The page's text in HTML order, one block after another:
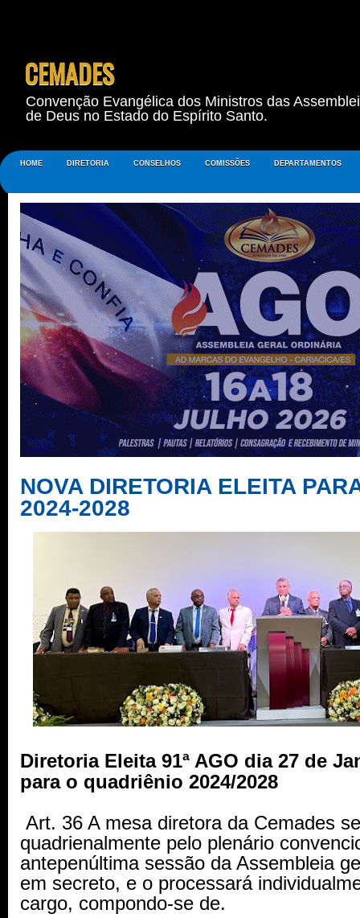
CEMADES
Convenção Evangélica dos Ministros das
de Deus no Estado do Espírito Santo.
HOME DIRETORIA CONSELHOS COMISSÕES DEPARTAMENTOS
NOVA DIRETORIA ELEITA
2024-2028
Diretoria Eleita 91ª AGO dia 27 de
para o quadriênio 2024/2028
Art. 36 A mesa diretora da Cemades
quadrienalmente pelo plenário
antepenúltima sessão da Assembleia
em secreto, e o processará
cargo, compondo-se de.